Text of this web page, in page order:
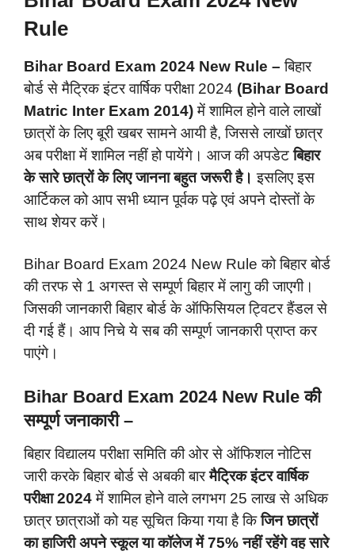
Rule
Bihar Board Exam 2024 New Rule – बिहार
बोर्ड से मैट्रिक इंटर वार्षिक परीक्षा 2024 (Bihar Board
Matric Inter Exam 2014)में शामिल होने वाले लाखों
छात्रों के लिए बूरी खबर सामने आयी है, जिससे लाखों छात्र
अब परीक्षा में शामिल नहीं हो पायेंगे। आज की अपडेटबिहार
के सारे छात्रों के लिए जानना बहुत जरूरी है। इसलिए इस
आर्टिकल को आप सभी ध्यान पूर्वक पढ़े एवं अपने दोस्तों के
साथ शेयर करें।
Bihar Board Exam 2024 New Rule को बिहार बोर्ड
की तरफ से 1 अगस्त से सम्पूर्ण बिहार में लागु की जाएगी।
जिसकी जानकारी बिहार बोर्ड के ऑफिसियल ट्विटर हैंडल से
दी गई हैं। आप निचे ये सब की सम्पूर्ण जानकारी प्राप्त कर
पाएंगे।
Bihar Board Exam 2024 New Rule की
सम्पूर्ण जनाकारी –
बिहार विद्यालय परीक्षा समिति की ओर से ऑफिशल नोटिस
जारी करके बिहार बोर्ड से अबकी बारमैट्रिक इंटर वार्षिक
परीक्षा 2024में शामिल होने वाले लगभग 25 लाख से अधिक
छात्र छात्राओं को यह सूचित किया गया है किजिन छात्रों
का हाजिरी अपने स्कूल या कॉलेज में 75% नहीं रहेंगे वह सारे